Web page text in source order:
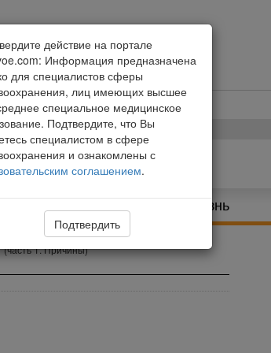
и диета Здоровая жизнь
(часть 1. Причины)
действие на портале
Информация предназначена
для специалистов сферы
лиц имеющих высшее
специальное медицинское
Подтвердите, что Вы
специалистом в сфере
и ознакомлены с
соглашением.
Подтвердить